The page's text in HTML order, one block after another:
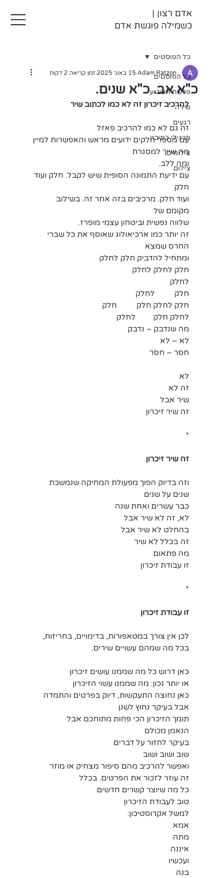
אדם רצון |
כשמילה פוגשת אדם
כל הפוסטים
פרשת השבוע
שירה
רגעים
תרגילי כתיבה
צילומים
צילום
כל הפוסטים
כ"א אב. כ"א שנים.
Adam Ratzon 15 באוג׳ 2025 זמן קריאה 2 דקות
להרכיב זיכרון זה לא כמו לכתוב שיר
זה גם לא כמו להרכיב פאזל
עם מספר חלקים ידועים מראש והאפשרות למיין
מה שייך למסגרת
ומה ללב.
עם ידיעת התמונה הסופית שיש לקבל. חלק ועוד
חלק
ועוד חלק. מרכיבים בזה אחר זה. בשילוב
מקומם של
שלווה נפשית וביטחון עצמי מופרז.
זה יותר כמו ארכיאולוג שאוסף את כל שברי
החרס שמצא
ומתחיל להדביק חלק לחלק
חלק לחלק לחלק
לחלק
חלק          לחלק
חלק לחלק חלק          חלק
לחלק חלק         לחלק
מה שנדבק – נדבק
לא – לא
חסר – חסר
לא
זה לא
שיר אבל
זה שיר זיכרון
*
זה שיר זיכרון
וזה בדיוק הפוך מפעולת המחיקה שנמשכת
שנים על שנים
כבר עשרים ואחת שנה
לא, זה לא שיר אבל
בהחלט לא שיר אבל
זה בכלל לא שיר
מה פתאום
זו עבודת זיכרון
*
זו עבודת זיכרון
לכן אין צורך במטאפורות, בדימויים, בחריזות,
בכל מה שמהם עשויים שירים.
כאן דרוש כל מה שממנו עושים זיכרון
או יותר נכון: מה שממנו עשוי הזיכרון
כאן נחוצה התעקשות, דיוק בפרטים והתמדה
אבל בעיקר נחוץ לשנן
תומך הזיכרון הכי פחות מתוחכם אבל
הנאמן מכולם
בעיקר לחזור על דברים
שוב ושוב ושוב
ואפשר להרכיב מהם סיפור מצחיק או מוזר
זה עוזר לזכור את הפרטים. בכלל
כל מה שיוצר קשרים חדשים
טוב לעבודת הזיכרון
למשל אקרוסטיכון:
אמא
מתה
איננה
ועכשיו
בנהּ